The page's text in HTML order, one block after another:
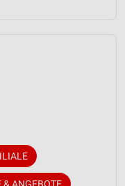
ANGEBOTE